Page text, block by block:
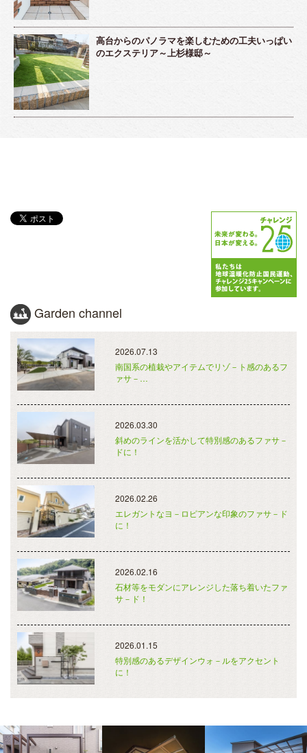
高台からのパノラマを楽しむための工夫いっぱい
のエクステリア～上杉様邸～
Garden channel
2026.07.13
南国系の植栽やアイテムでリゾ－ト感のあるフ
ァサ－…
2026.03.30
斜めのラインを活かして特別感のあるファサ－
ドに！
2026.02.26
エレガントなヨ－ロピアンな印象のファサ－ド
に！
2026.02.16
石材等をモダンにアレンジした落ち着いたファ
サ－ド！
2026.01.15
特別感のあるデザインウォ－ルをアクセント
に！